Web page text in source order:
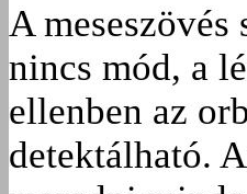
A
nincs mód, a
ellenben az
detektálható.